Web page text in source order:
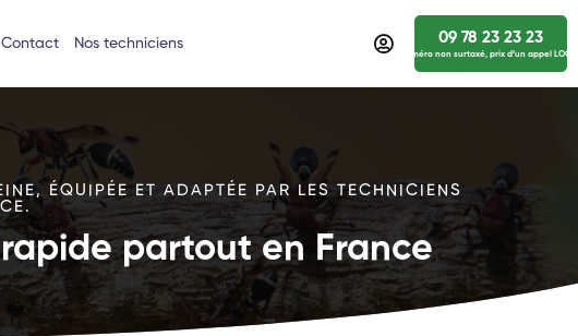
Contact Nos techniciens 09 78 23 23 23
numéro non surtaxé, prix d’un appel
ÉQUIPÉE ET ADAPTÉE PAR LES TECHNICIENS
partout en France